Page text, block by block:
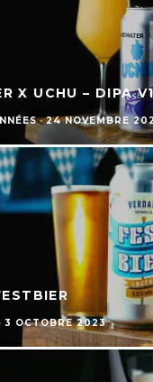
X UCHU – DIPA
· 24 NOVEMBRE
· 3 OCTOBRE 2023